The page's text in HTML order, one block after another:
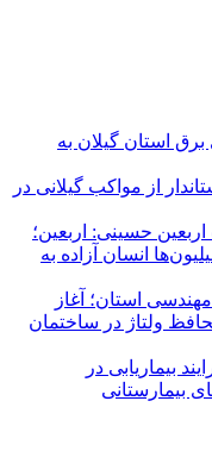
استان گیلان به
از مواکب گیلانی در
اربعین حسینی: اربعین؛
انسان آزاده به
استان؛ آغاز
ولتاژ در ساختمان
بیماریابی در
بیمارستانی